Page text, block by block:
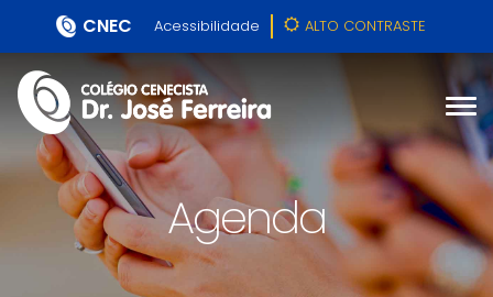
CNEC Acessibilidade ALTO CONTRASTE
Agenda